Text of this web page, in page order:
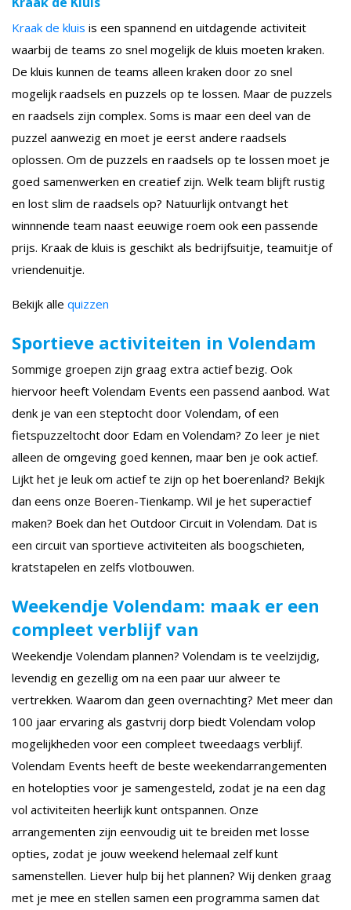
Kraak de kluis is een spannend en uitdagende activiteit
waarbij de teams zo snel mogelijk de kluis moeten kraken.
De kluis kunnen de teams alleen kraken door zo snel
mogelijk raadsels en puzzels op te lossen. Maar de puzzels
en raadsels zijn complex. Soms is maar een deel van de
puzzel aanwezig en moet je eerst andere raadsels
oplossen. Om de puzzels en raadsels op te lossen moet je
goed samenwerken en creatief zijn. Welk team blijft rustig
en lost slim de raadsels op? Natuurlijk ontvangt het
winnnende team naast eeuwige roem ook een passende
prijs. Kraak de kluis is geschikt als bedrijfsuitje, teamuitje of
vriendenuitje.
Bekijk alle quizzen
Sportieve activiteiten in Volendam
Sommige groepen zijn graag extra actief bezig. Ook
hiervoor heeft Volendam Events een passend aanbod. Wat
denk je van een steptocht door Volendam, of een
fietspuzzeltocht door Edam en Volendam? Zo leer je niet
alleen de omgeving goed kennen, maar ben je ook actief.
Lijkt het je leuk om actief te zijn op het boerenland? Bekijk
dan eens onze Boeren-Tienkamp. Wil je het superactief
maken? Boek dan het Outdoor Circuit in Volendam. Dat is
een circuit van sportieve activiteiten als boogschieten,
kratstapelen en zelfs vlotbouwen.
Weekendje Volendam: maak er een
compleet verblijf van
Weekendje Volendam plannen? Volendam is te veelzijdig,
levendig en gezellig om na een paar uur alweer te
vertrekken. Waarom dan geen overnachting? Met meer dan
100 jaar ervaring als gastvrij dorp biedt Volendam volop
mogelijkheden voor een compleet tweedaags verblijf.
Volendam Events heeft de beste weekendarrangementen
en hotelopties voor je samengesteld, zodat je na een dag
vol activiteiten heerlijk kunt ontspannen. Onze
arrangementen zijn eenvoudig uit te breiden met losse
opties, zodat je jouw weekend helemaal zelf kunt
samenstellen. Liever hulp bij het plannen? Wij denken graag
met je mee en stellen samen een programma samen dat